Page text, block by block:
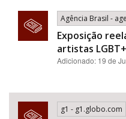
Agência Brasil -
Exposição
artistas
Adicionado: 19 de
g1 - g1.globo.com